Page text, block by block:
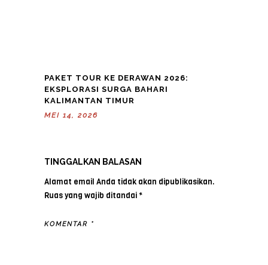
PAKET TOUR KE DERAWAN 2026:
EKSPLORASI SURGA BAHARI
KALIMANTAN TIMUR
MEI 14, 2026
TINGGALKAN BALASAN
Alamat email Anda tidak akan dipublikasikan.
Ruas yang wajib ditandai*
KOMENTAR *